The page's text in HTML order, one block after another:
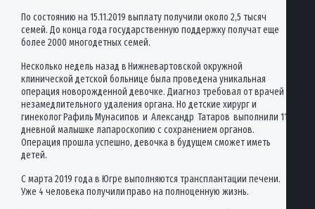
По состоянию на 15.11.2019 выплату получили около 2,5 тысяч
семей. До конца года государственную поддержку получат еще
более 2000 многодетных семей.
Несколько недель назад в Нижневартовской окружной
клинической детской больнице была проведена уникальная
операция новорожденной девочке. Диагноз требовал от врачей
незамедлительного удаления органа. Но детские хирург и
гинеколог Рафиль Мунасипов и Александр Татаров выполнили 11-
дневной малышке лапароскопию с сохранением органов.
Операция прошла успешно, девочка в будущем сможет иметь
детей.
С марта 2019 года в Югре выполняются трансплантации печени.
Уже 4 человека получили право на полноценную жизнь.